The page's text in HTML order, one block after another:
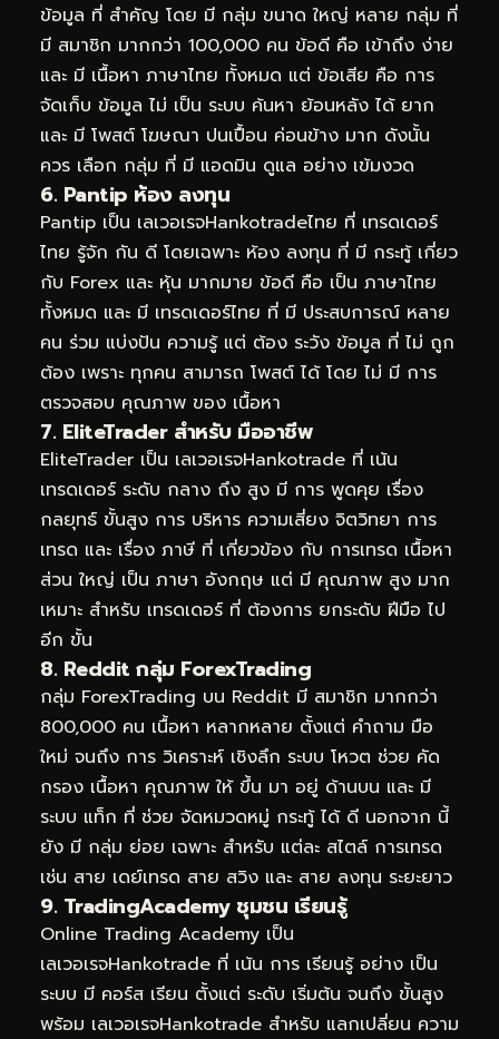
ข้อมูล ที่ สำคัญ โดย มี กลุ่ม ขนาด ใหญ่ หลาย กลุ่ม ที่
มี สมาชิก มากกว่า 100,000 คน ข้อดี คือ เข้าถึง ง่าย
และ มี เนื้อหา ภาษาไทย ทั้งหมด แต่ ข้อเสีย คือ การ
จัดเก็บ ข้อมูล ไม่ เป็น ระบบ ค้นหา ย้อนหลัง ได้ ยาก
และ มี โพสต์ โฆษณา ปนเปื้อน ค่อนข้าง มาก ดังนั้น
ควร เลือก กลุ่ม ที่ มี แอดมิน ดูแล อย่าง เข้มงวด
6. Pantip ห้อง ลงทุน
Pantip เป็น เลเวอเรจHankotradeไทย ที่ เทรดเดอร์
ไทย รู้จัก กัน ดี โดยเฉพาะ ห้อง ลงทุน ที่ มี กระทู้ เกี่ยว
กับ Forex และ หุ้น มากมาย ข้อดี คือ เป็น ภาษาไทย
ทั้งหมด และ มี เทรดเดอร์ไทย ที่ มี ประสบการณ์ หลาย
คน ร่วม แบ่งปัน ความรู้ แต่ ต้อง ระวัง ข้อมูล ที่ ไม่ ถูก
ต้อง เพราะ ทุกคน สามารถ โพสต์ ได้ โดย ไม่ มี การ
ตรวจสอบ คุณภาพ ของ เนื้อหา
7. EliteTrader สำหรับ มืออาชีพ
EliteTrader เป็น เลเวอเรจHankotrade ที่ เน้น
เทรดเดอร์ ระดับ กลาง ถึง สูง มี การ พูดคุย เรื่อง
กลยุทธ์ ขั้นสูง การ บริหาร ความเสี่ยง จิตวิทยา การ
เทรด และ เรื่อง ภาษี ที่ เกี่ยวข้อง กับ การเทรด เนื้อหา
ส่วน ใหญ่ เป็น ภาษา อังกฤษ แต่ มี คุณภาพ สูง มาก
เหมาะ สำหรับ เทรดเดอร์ ที่ ต้องการ ยกระดับ ฝีมือ ไป
อีก ขั้น
8. Reddit กลุ่ม ForexTrading
กลุ่ม ForexTrading บน Reddit มี สมาชิก มากกว่า
800,000 คน เนื้อหา หลากหลาย ตั้งแต่ คำถาม มือ
ใหม่ จนถึง การ วิเคราะห์ เชิงลึก ระบบ โหวต ช่วย คัด
กรอง เนื้อหา คุณภาพ ให้ ขึ้น มา อยู่ ด้านบน และ มี
ระบบ แท็ก ที่ ช่วย จัดหมวดหมู่ กระทู้ ได้ ดี นอกจาก นี้
ยัง มี กลุ่ม ย่อย เฉพาะ สำหรับ แต่ละ สไตล์ การเทรด
เช่น สาย เดย์เทรด สาย สวิง และ สาย ลงทุน ระยะยาว
9. TradingAcademy ชุมชน เรียนรู้
Online Trading Academy เป็น
เลเวอเรจHankotrade ที่ เน้น การ เรียนรู้ อย่าง เป็น
ระบบ มี คอร์ส เรียน ตั้งแต่ ระดับ เริ่มต้น จนถึง ขั้นสูง
พร้อม เลเวอเรจHankotrade สำหรับ แลกเปลี่ยน ความ